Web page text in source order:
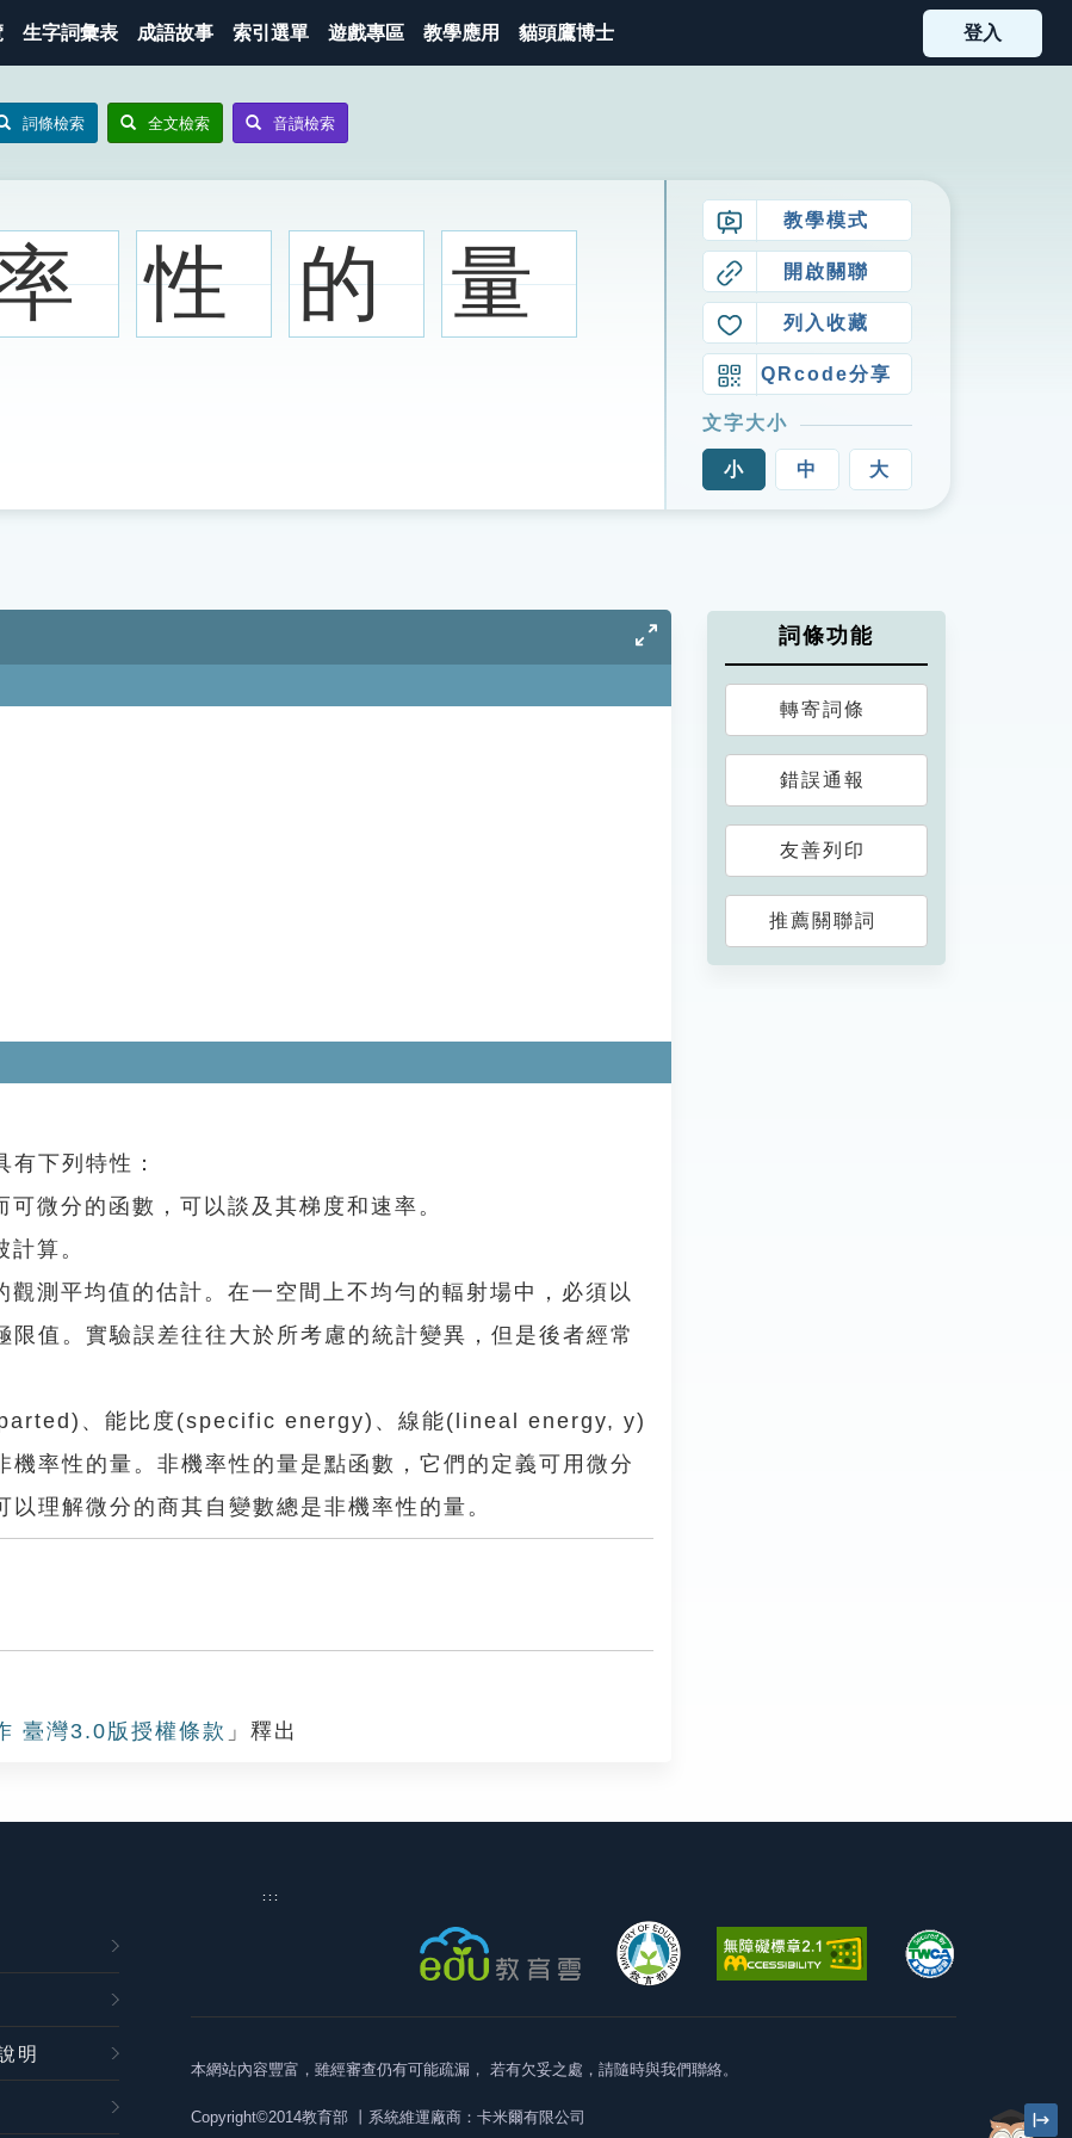
生字詞彙表 成語故事 索引選單 遊戲專區 教學應用 貓頭鷹博士 登入
詞條檢索 全文檢索 音讀檢索
性 的 量
教學模式
開啟關聯
列入收藏
QRcode分享
文字大小
小 中 大
下列特性：
分的函數，可以談及其梯度和速率。
算。
平均值的估計。在一空間上不均勻的輻射場中，必須以
值。實驗誤差往往大於所考慮的統計變異，但是後者經常
、能比度(specific energy)、線能(lineal energy, y)
率性的量。非機率性的量是點函數，它們的定義可用微分
理解微分的商其自變數總是非機率性的量。
臺灣3.0版授權條款 」釋出
詞條功能
轉寄詞條
錯誤通報
友善列印
推薦關聯詞
:::
明
本網站內容豐富，雖經審查仍有可能疏漏， 若有欠妥之處，請隨時與我們聯絡。
Copyright©2014教育部 丨系統維運廠商：卡米爾有限公司